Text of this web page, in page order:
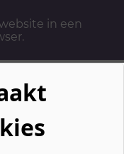
in een